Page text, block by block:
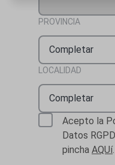
PROVINCIA
Completar
LOCALIDAD
Completar
Acepto la
Datos
pincha AQUí.